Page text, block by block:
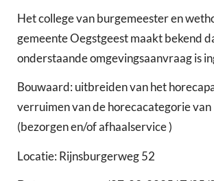
Het college van burgemeester en
gemeente Oegstgeest maakt bekend
onderstaande omgevingsaanvraag is
Bouwaard: uitbreiden van het
verruimen van de horecacategorie van
(bezorgen en/of afhaalservice )
Locatie: Rijnsburgerweg 52